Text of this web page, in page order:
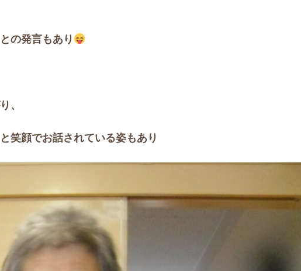
の発言もあり
、
笑顔でお話されている姿もあり